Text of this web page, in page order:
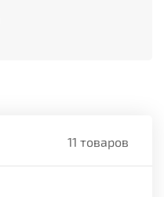
11 товаров